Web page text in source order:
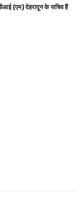
(एम) देहरादून के सचिव हैं